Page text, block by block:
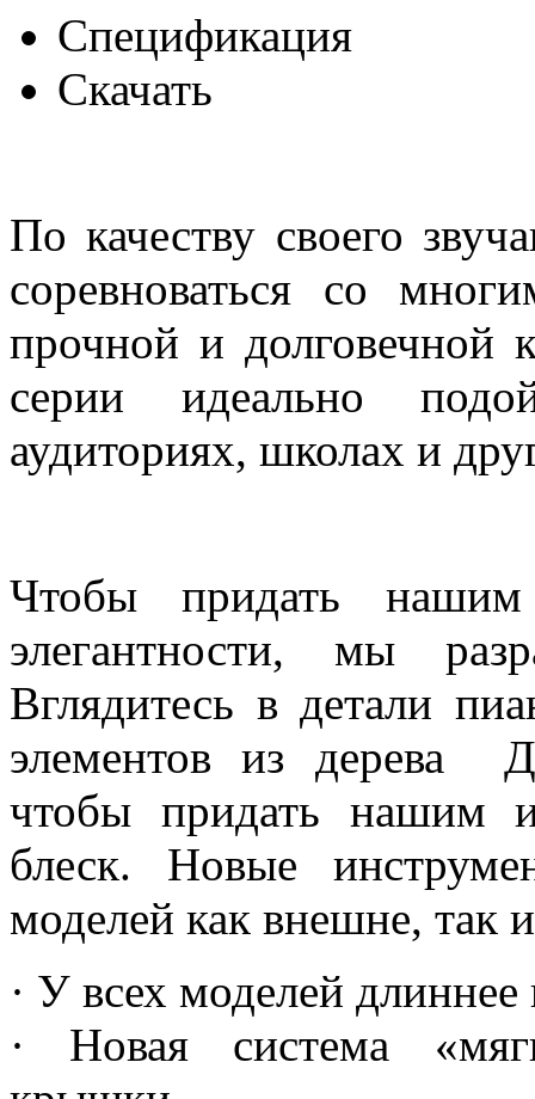
Спецификация
Скачать
По качеству своего
соревноваться со
прочной и долговечной
серии идеально
аудиториях, школах и
Чтобы придать
элегантности, мы
Вглядитесь в детали
элементов из дерева
чтобы придать нашим
блеск. Новые
моделей как внешне, так
· У всех моделей
· Новая система